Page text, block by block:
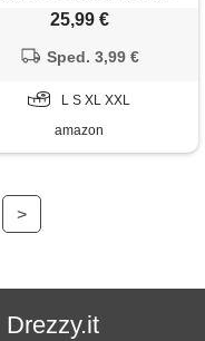
lunghe e collo alto
autunnali e invernali,
blu navy l
25,99 €
Sped. 3,99 €
L S XL XXL
amazon
>